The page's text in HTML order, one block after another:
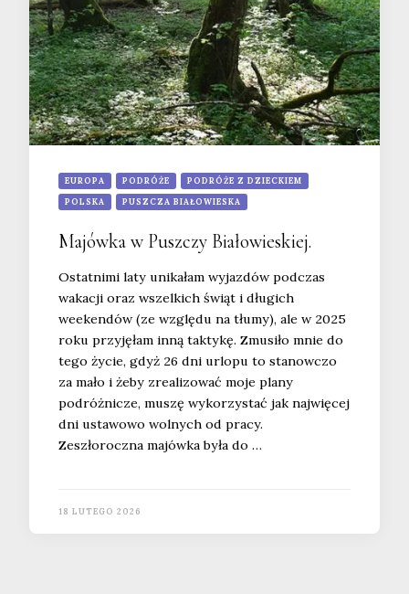
EUROPA PODRÓŻE PODRÓŻE Z DZIECKIEM
POLSKA PUSZCZA BIAŁOWIESKA
Majówka w Puszczy Białowieskiej.
Ostatnimi laty unikałam wyjazdów podczas
wakacji oraz wszelkich świąt i długich
weekendów (ze względu na tłumy), ale w 2025
roku przyjęłam inną taktykę. Zmusiło mnie do
tego życie, gdyż 26 dni urlopu to stanowczo
za mało i żeby zrealizować moje plany
podróżnicze, muszę wykorzystać jak najwięcej
dni ustawowo wolnych od pracy.
Zeszłoroczna majówka była do …
18 LUTEGO 2026